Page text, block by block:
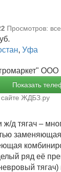
Просмотров:
, Уфа
ООО
Показать
ЖДБЗ.ру
д тягач –
ряд её
тягач)